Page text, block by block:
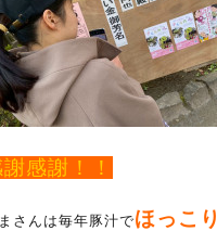
感謝！！
さんは毎年豚汁でほっこり